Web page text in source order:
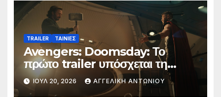
TRAILER ΤΑΙΝΙΕΣ
Avengers: Doomsday: Το
πρώτο trailer υπόσχεται τη
μεγαλύτερη μάχη στην ιστορία
της Marvel
ΙΟΎΛ 20, 2026 ΑΓΓΕΛΙΚΉ ΑΝΤΩΝΊΟΥ